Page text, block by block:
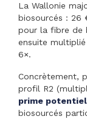
La Wallonie
biosourcés : 26
pour la fibre de
ensuite
6×.
Concrètement,
profil R2
prime
biosourcés